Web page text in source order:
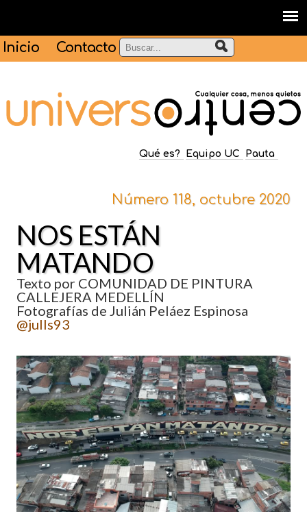
Inicio Contacto
Qué es? Equipo UC Pauta
Número 118, octubre 2020
NOS ESTÁN
MATANDO
Texto por COMUNIDAD DE PINTURA
CALLEJERA MEDELLÍN
Fotografías de Julián Peláez Espinosa
@julls93